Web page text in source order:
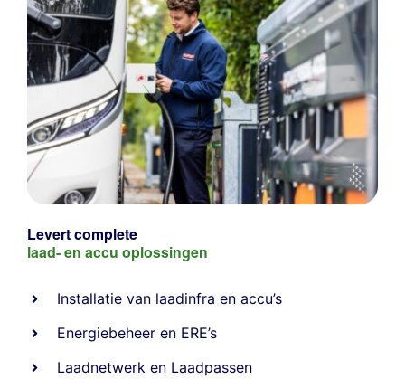
Levert complete
laad- en accu oplossingen
Installatie van laadinfra en accu’s
Energiebeheer en ERE’s
Laadnetwerk en Laadpassen